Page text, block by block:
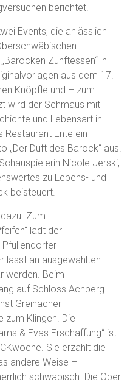
berichtet.
Events, die anlässlich
Zunftessen“ in
aus dem 17.
Knöpfle und – zum
wird der Schmaus mit
und Lebensart in
Restaurant Ente ein
„Der Duft des Barock“ aus.
Nicole Jerski,
zu Lebens- und
beisteuert.
Zum
lädt der
Pfullendorfer
lässt an ausgewählten
werden. Beim
auf Schloss Achberg
Greinacher
Klingen. Die
& Evas Erschaffung“ ist
Sie erzählt die
andere Weise –
schwäbisch. Die Oper